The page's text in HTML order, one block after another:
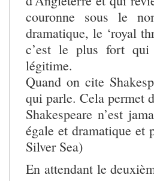
couronne sous le
dramatique, le ‘royal
c’est le plus fort qui
légitime.
Quand on cite
qui parle. Cela permet
Shakespeare n’est
égale et dramatique et
Silver Sea)
En attendant le